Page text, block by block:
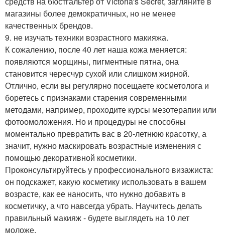
магазины более демократичных, но не менее
качественных брендов.
9. не изучать техники возрастного макияжа.
К сожалению, после 40 лет наша кожа меняется:
появляются морщины, пигментные пятна, она
становится чересчур сухой или слишком жирной.
Отлично, если вы регулярно посещаете косметолога и
боретесь с признаками старения современными
методами, например, проходите курсы мезотерапии или
фотоомоложения. Но и процедуры не способны
моментально превратить вас в 20-летнюю красотку, а
значит, нужно маскировать возрастные изменения с
помощью декоративной косметики.
Проконсультируйтесь у профессионального визажиста:
он подскажет, какую косметику использовать в вашем
возрасте, как ее наносить, что нужно добавить в
косметичку, а что навсегда убрать. Научитесь делать
правильный макияж - будете выглядеть на 10 лет
моложе.